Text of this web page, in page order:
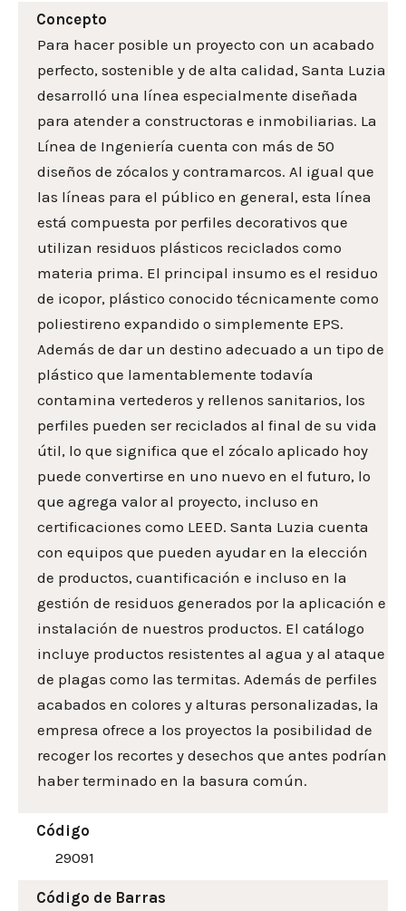
Concepto
Para hacer posible un proyecto con un acabado
perfecto, sostenible y de alta calidad, Santa Luzia
desarrolló una línea especialmente diseñada
para atender a constructoras e inmobiliarias. La
Línea de Ingeniería cuenta con más de 50
diseños de zócalos y contramarcos. Al igual que
las líneas para el público en general, esta línea
está compuesta por perfiles decorativos que
utilizan residuos plásticos reciclados como
materia prima. El principal insumo es el residuo
de icopor, plástico conocido técnicamente como
poliestireno expandido o simplemente EPS.
Además de dar un destino adecuado a un tipo de
plástico que lamentablemente todavía
contamina vertederos y rellenos sanitarios, los
perfiles pueden ser reciclados al final de su vida
útil, lo que significa que el zócalo aplicado hoy
puede convertirse en uno nuevo en el futuro, lo
que agrega valor al proyecto, incluso en
certificaciones como LEED. Santa Luzia cuenta
con equipos que pueden ayudar en la elección
de productos, cuantificación e incluso en la
gestión de residuos generados por la aplicación e
instalación de nuestros productos. El catálogo
incluye productos resistentes al agua y al ataque
de plagas como las termitas. Además de perfiles
acabados en colores y alturas personalizadas, la
empresa ofrece a los proyectos la posibilidad de
recoger los recortes y desechos que antes podrían
haber terminado en la basura común.
Código
29091
Código de Barras